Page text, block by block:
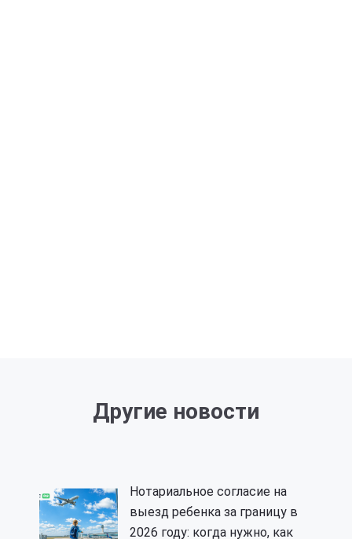
Другие новости
Нотариальное согласие на
выезд ребенка за границу в
2026 году: когда нужно, как